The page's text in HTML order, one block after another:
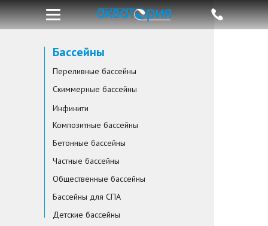
Бассейны
Переливные бассейны
Скиммерные бассейны
Инфинити
Композитные бассейны
Бетонные бассейны
Частные бассейны
Общественные бассейны
Бассейны для СПА
Детские бассейны